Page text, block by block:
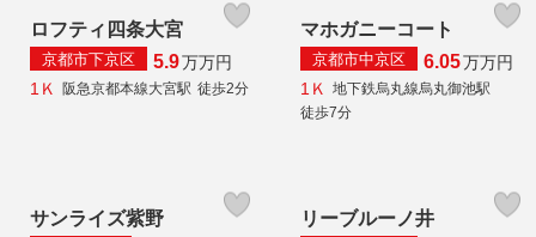
ロフティ四条大宮
京都市下京区 5.9万万円
1Ｋ
阪急京都本線大宮駅 徒歩2分
マホガニーコート
京都市中京区 6.05万万円
1Ｋ
地下鉄烏丸線烏丸御池駅
徒歩7分
サンライズ紫野 リーブルーノ井